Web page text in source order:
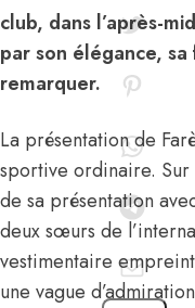
club, dans l’après-
par son élégance,
remarquer.
La présentation de
sportive ordinaire. Sur
de sa présentation
deux sœurs de
vestimentaire
une vague